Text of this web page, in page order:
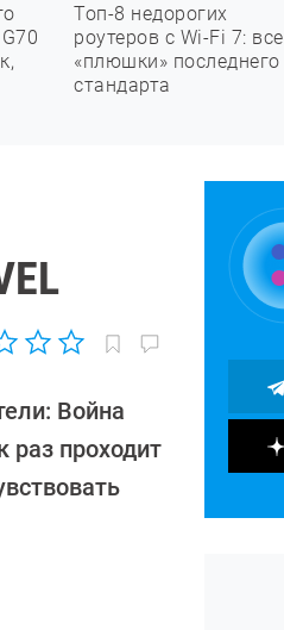
Топ-8 недорогих
роутеров с Wi-Fi 7: все
«плюшки» последнего
стандарта
Война
раз проходит